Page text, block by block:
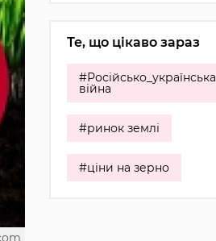
Те, що цікаво зараз
#Російсько_українська
війна
#ринок землі
#ціни на зерно